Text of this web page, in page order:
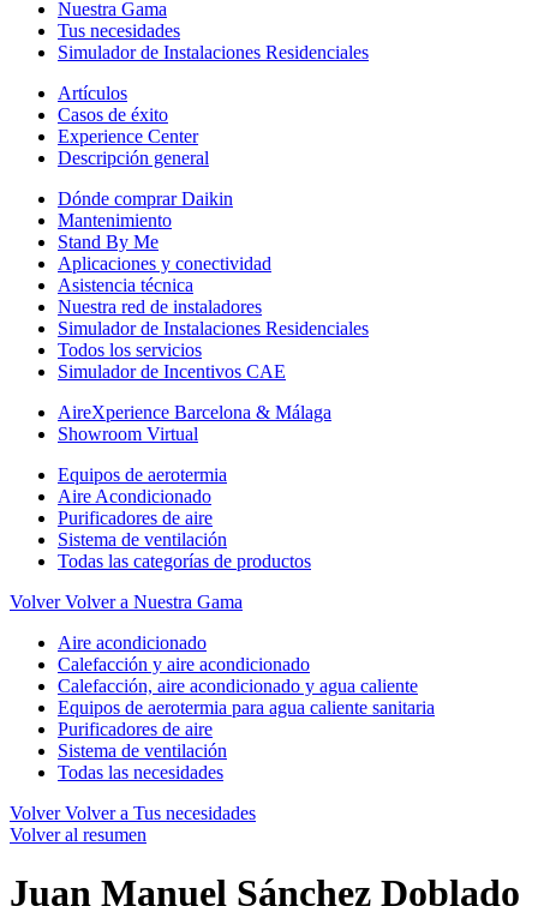
Nuestra Gama
Tus necesidades
Simulador de Instalaciones Residenciales
Artículos
Casos de éxito
Experience Center
Descripción general
Dónde comprar Daikin
Mantenimiento
Stand By Me
Aplicaciones y conectividad
Asistencia técnica
Nuestra red de instaladores
Simulador de Instalaciones Residenciales
Todos los servicios
Simulador de Incentivos CAE
AireXperience Barcelona & Málaga
Showroom Virtual
Equipos de aerotermia
Aire Acondicionado
Purificadores de aire
Sistema de ventilación
Todas las categorías de productos
Volver Volver a Nuestra Gama
Aire acondicionado
Calefacción y aire acondicionado
Calefacción, aire acondicionado y agua caliente
Equipos de aerotermia para agua caliente sanitaria
Purificadores de aire
Sistema de ventilación
Todas las necesidades
Volver Volver a Tus necesidades
Volver al resumen
Juan Manuel Sánchez Doblado